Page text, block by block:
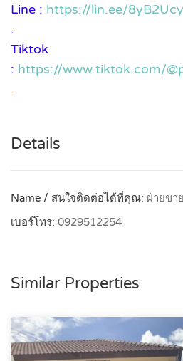
Line : https://lin.ee/8yB2Ucy
.
Tiktok
: https://www.tiktok.com/
.
Details
Name / สนใจติดต่อได้ที่คุณ: ฝ่ายขาย
เบอร์โทร: 0929512254
Similar Properties